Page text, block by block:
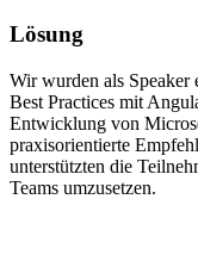
Lösung
Wir wurden als Speaker
Best Practices mit
Entwicklung von
praxisorientierte
unterstützten die
Teams umzusetzen.